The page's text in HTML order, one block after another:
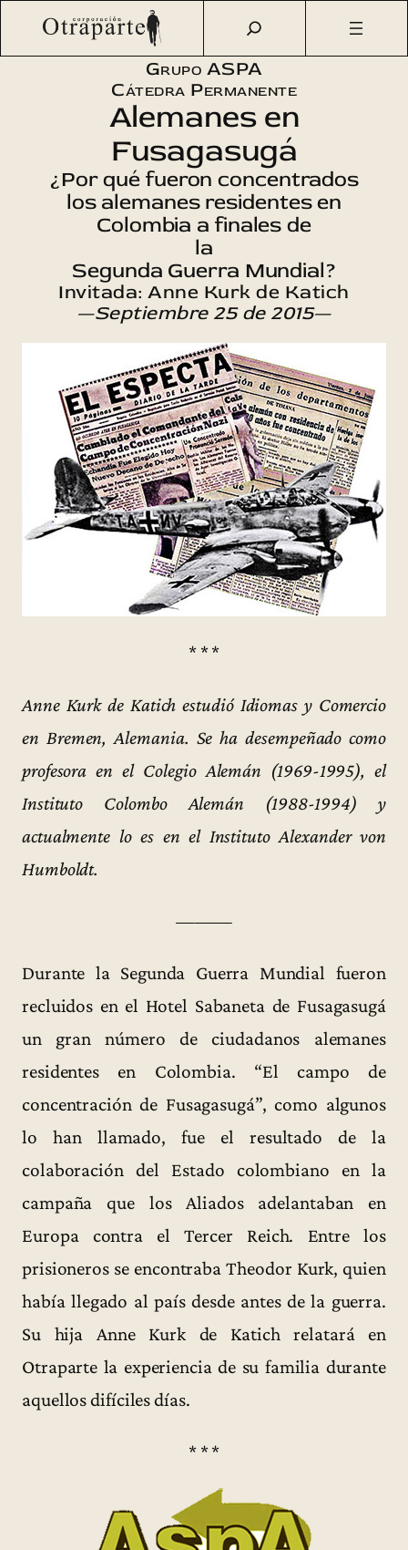
Saltar
Otraparte.org/Agenda Cultural /Aspa
concentrados en Fusagasugá
Grupo ASPA
Cátedra Permanente
Alemanes en
Fusagasugá
¿Por qué fueron concentrados
los alemanes residentes en
Colombia a finales de
la
Segunda Guerra Mundial?
Invitada: Anne Kurk de Katich
—Septiembre 25 de 2015—
* * *
Anne Kurk de Katich estudió Idiomas y Comercio
en Bremen, Alemania. Se ha desempeñado como
profesora en el Colegio Alemán (1969-1995), el
Instituto Colombo Alemán (1988-1994) y
actualmente lo es en el Instituto Alexander von
Humboldt.
———
Durante la Segunda Guerra Mundial fueron
recluidos en el Hotel Sabaneta de Fusagasugá
un gran número de ciudadanos alemanes
residentes en Colombia. “El campo de
concentración de Fusagasugá”, como algunos
lo han llamado, fue el resultado de la
colaboración del Estado colombiano en la
campaña que los Aliados adelantaban en
Europa contra el Tercer Reich. Entre los
prisioneros se encontraba Theodor Kurk, quien
había llegado al país desde antes de la guerra.
Su hija Anne Kurk de Katich relatará en
Otraparte la experiencia de su familia durante
aquellos difíciles días.
* * *